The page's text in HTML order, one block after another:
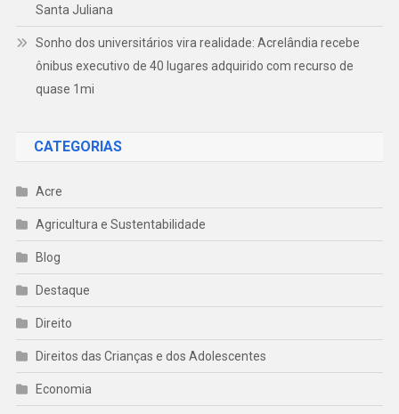
Santa Juliana
Sonho dos universitários vira realidade: Acrelândia recebe
ônibus executivo de 40 lugares adquirido com recurso de
quase 1mi
CATEGORIAS
Acre
Agricultura e Sustentabilidade
Blog
Destaque
Direito
Direitos das Crianças e dos Adolescentes
Economia